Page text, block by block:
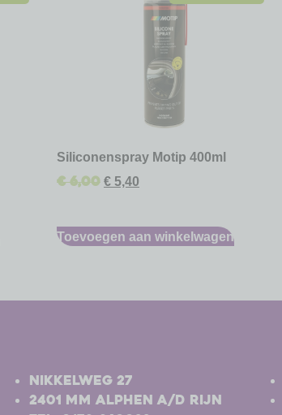
Siliconenspray Motip 400ml
€6,00 € 5,40
Toevoegen aan winkelwagen
Nikkelweg 27
2401 MM Alphen a/d Rijn